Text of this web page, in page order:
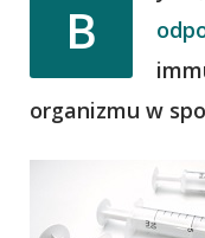
B
organizmu w